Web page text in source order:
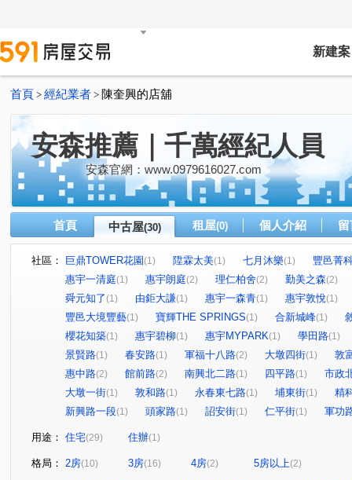
新建案
首頁 > 經紀業者 > 陳奎興的店舖
安森推薦｜千萬經紀人員
安森官網：www.0979616027.com
首頁 中古屋(30) 租屋(0) 個人介紹
社區： 巨鼎TOWER花園(1) 陞霖太美(1) 七月沐樂(1)
豐邑菁
惠宇一清庭(1) 惠宇朗庭(2) 理仁柏舍(2) 勤美之森(2)
舜元知了(1) 由鉅大謙(1) 惠宇一森青(1) 惠宇敦悅(1)
豐邑大境豐藝(1) 寶輝THE SPRINGS(1) 合新城峰(1)
櫻花知築(1) 惠宇碧柳(1) 惠宇MYPARK(1) 學田路(1)
景賢路(1) 春安路(1) 軍福十八路(2) 大墩四街(1)
敦
惠中路(2) 館前路(2) 南興北二路(1) 四平路(1)
市政
大墩一街(1) 敦和路(1) 永春東七路(1) 埔東街(1)
精
新興路一段(1) 頭家路(1) 詔安街(1) 仁平街(1) 軍功
用途： 住宅(29) 住辦(1)
格局： 2房(10) 3房(16) 4房(2) 5房以上(2)